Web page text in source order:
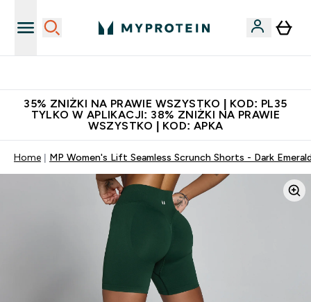
35% ZNIŻKI NA PRAWIE WSZYSTKO | KOD: PL35
TYLKO W APLIKACJI: 38% ZNIŻKI NA PRAWIE
WSZYSTKO | KOD: APKA
Home MP Women's Lift Seamless Scrunch Shorts - Dark